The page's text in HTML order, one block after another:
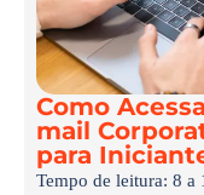
Como
mail
para
Tempo de leitura: 8 a